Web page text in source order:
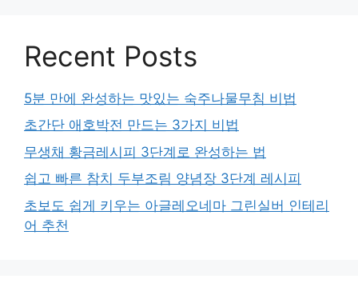
Recent Posts
5분 만에 완성하는 맛있는 숙주나물무침 비법
초간단 애호박전 만드는 3가지 비법
무생채 황금레시피 3단계로 완성하는 법
쉽고 빠른 참치 두부조림 양념장 3단계 레시피
초보도 쉽게 키우는 아글레오네마 그린실버 인테리
어 추천